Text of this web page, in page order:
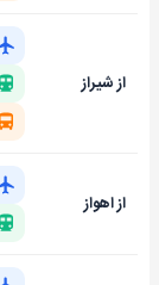
از شیراز
از اهواز